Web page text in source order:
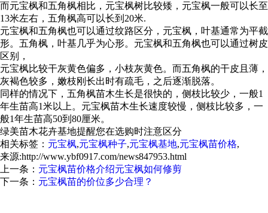
而元宝枫和五角枫相比，元宝枫树比较矮，元宝枫一般可以长至
13米左右，五角枫高可以长到20米.
元宝枫和五角枫也可以通过纹路区分，元宝枫，叶基通常为平截
形。五角枫，叶基几乎为心形。元宝枫和五角枫也可以通过树皮
区别，
元宝枫比较干灰黄色偏多，小枝灰黄色。而五角枫的干皮且薄，
灰褐色较多，嫩枝刚长出时有疏毛，之后逐渐脱落。
同样的情况下，五角枫苗木生长是很快的，侧枝比较少，一般1
年生苗高1米以上。元宝枫苗木生长速度较慢，侧枝比较多，一
般1年生苗高50到80厘米。
绿美苗木花卉基地提醒您在选购时注意区分
相关标签： 元宝枫,元宝枫种子,元宝枫基地,元宝枫苗价格,
来源:http://www.ybf0917.com/news847953.html
上一条： 元宝枫苗价格介绍元宝枫如何修剪
下一条： 元宝枫苗的价位多少合理？